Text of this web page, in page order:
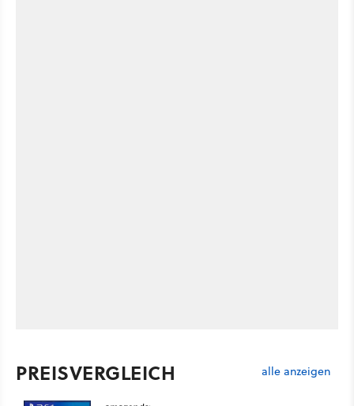
PREISVERGLEICH alle anzeigen